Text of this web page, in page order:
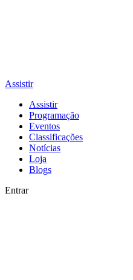
Assistir
Assistir
Programação
Eventos
Classificações
Notícias
Loja
Blogs
Entrar